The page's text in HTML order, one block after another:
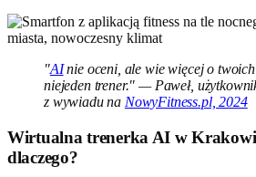
"AInie oceni, ale wie więcej o
niejeden trener." — Paweł,
z wywiadu na NowyFitness.pl, 2024
Wirtualna trenerka AI w
dlaczego?